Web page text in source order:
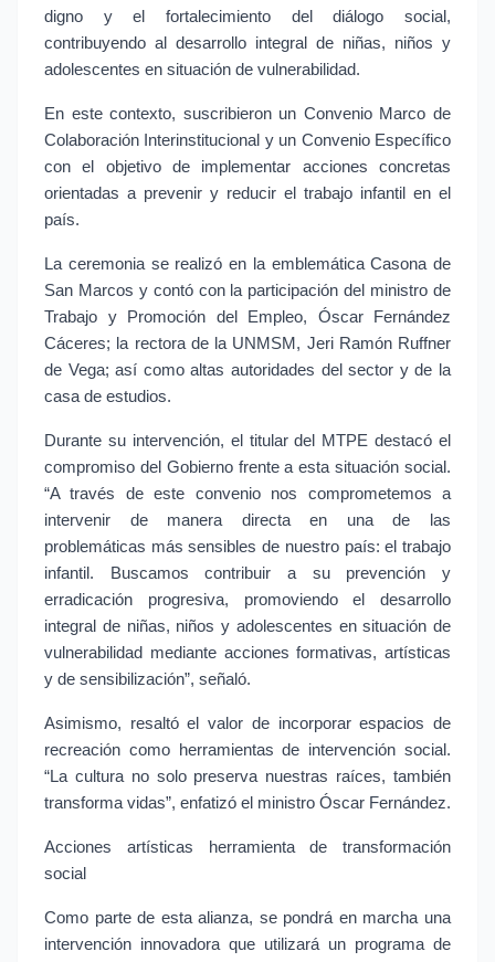
digno y el fortalecimiento del diálogo social,
contribuyendo al desarrollo integral de niñas, niños y
adolescentes en situación de vulnerabilidad.
En este contexto, suscribieron un Convenio Marco de
Colaboración Interinstitucional y un Convenio Específico
con el objetivo de implementar acciones concretas
orientadas a prevenir y reducir el trabajo infantil en el
país.
La ceremonia se realizó en la emblemática Casona de
San Marcos y contó con la participación del ministro de
Trabajo y Promoción del Empleo, Óscar Fernández
Cáceres; la rectora de la UNMSM, Jeri Ramón Ruffner
de Vega; así como altas autoridades del sector y de la
casa de estudios.
Durante su intervención, el titular del MTPE destacó el
compromiso del Gobierno frente a esta situación social.
“A través de este convenio nos comprometemos a
intervenir de manera directa en una de las
problemáticas más sensibles de nuestro país: el trabajo
infantil. Buscamos contribuir a su prevención y
erradicación progresiva, promoviendo el desarrollo
integral de niñas, niños y adolescentes en situación de
vulnerabilidad mediante acciones formativas, artísticas
y de sensibilización”, señaló.
Asimismo, resaltó el valor de incorporar espacios de
recreación como herramientas de intervención social.
“La cultura no solo preserva nuestras raíces, también
transforma vidas”, enfatizó el ministro Óscar Fernández.
Acciones artísticas herramienta de transformación
social
Como parte de esta alianza, se pondrá en marcha una
intervención innovadora que utilizará un programa de